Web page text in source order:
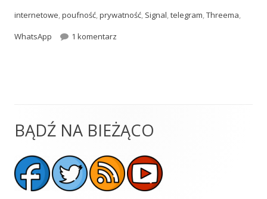
internetowe,poufność,prywatność, Signal,telegram,Threema,
WhatsApp
1 komentarz
Główny
panel
boczny
BĄDŹ NA BIEŻĄCO